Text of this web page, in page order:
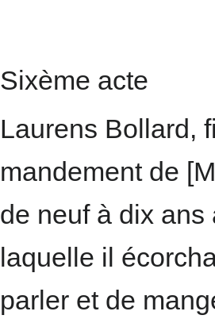
Sixème acte
Laurens Bollard,
mandement de
de neuf à dix
laquelle il
parler et de